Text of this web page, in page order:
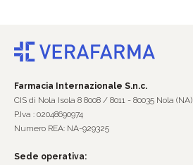
Farmacia Internazionale S.n.c.
CIS di Nola Isola 8 8008 / 8011 - 80035 Nola (NA)
P.Iva : 02048690974
Numero REA: NA-929325
Sede operativa: